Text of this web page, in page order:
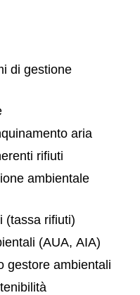
di gestione
aria
rifiuti
ambientale
(tassa rifiuti)
(AUA, AIA)
gestore ambientali